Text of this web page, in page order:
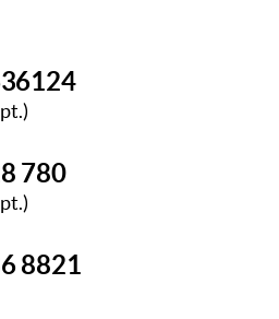
780
8821